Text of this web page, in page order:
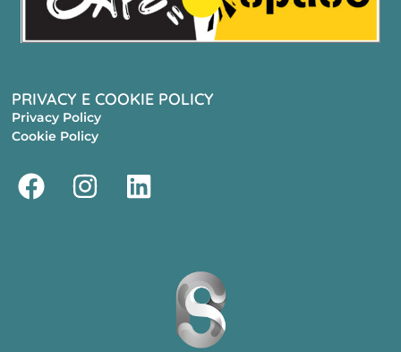
PRIVACY E COOKIE POLICY
Privacy Policy
Cookie Policy